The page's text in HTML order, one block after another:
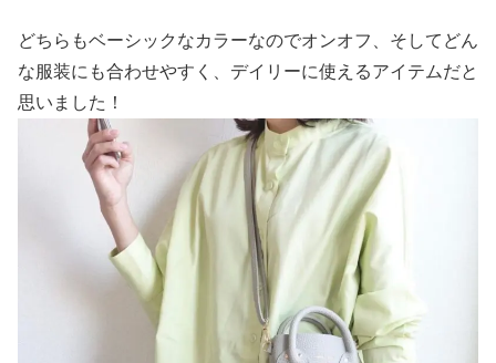
どちらもベーシックなカラーなのでオンオフ、そしてどん
な服装にも合わせやすく、デイリーに使えるアイテムだと
思いました！